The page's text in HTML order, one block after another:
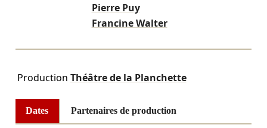
Pierre Puy
Francine Walter
Production Théâtre de la Planchette
Dates Partenaires de production